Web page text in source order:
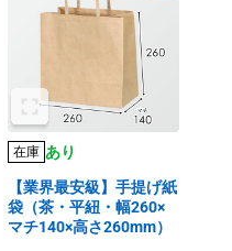
在庫 あり
【業界最安級】手提げ紙
袋（茶・平紐・幅260×
マチ140×高さ260mm）